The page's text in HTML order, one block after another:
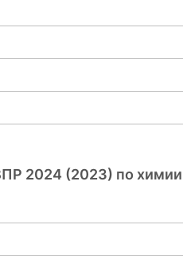
2024 (2023) по химии